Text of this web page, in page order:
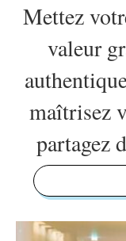
Mettez
valeur
maîtrisez
partagez